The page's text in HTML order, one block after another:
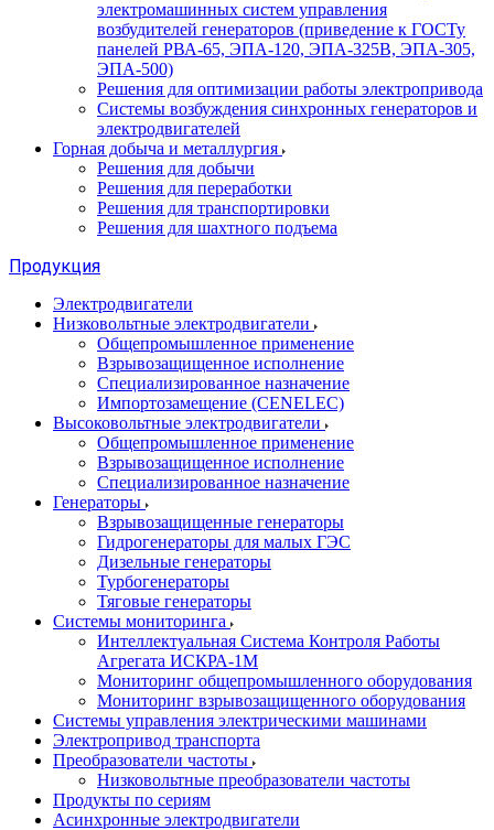
электромашинных систем управления
возбудителей генераторов (приведение к ГОСТу
панелей РВА-65, ЭПА-120, ЭПА-325В, ЭПА-305,
ЭПА-500)
Решения для оптимизации работы электропривода
Системы возбуждения синхронных генераторов и
электродвигателей
Горная добыча и металлургия
Решения для добычи
Решения для переработки
Решения для транспортировки
Решения для шахтного подъема
Продукция
Электродвигатели
Низковольтные электродвигатели
Общепромышленное применение
Взрывозащищенное исполнение
Специализированное назначение
Импортозамещение (CENELEC)
Высоковольтные электродвигатели
Общепромышленное применение
Взрывозащищенное исполнение
Специализированное назначение
Генераторы
Взрывозащищенные генераторы
Гидрогенераторы для малых ГЭС
Дизельные генераторы
Турбогенераторы
Тяговые генераторы
Системы мониторинга
Интеллектуальная Система Контроля Работы
Агрегата ИСКРА-1М
Мониторинг общепромышленного оборудования
Мониторинг взрывозащищенного оборудования
Системы управления электрическими машинами
Электропривод транспорта
Преобразователи частоты
Низковольтные преобразователи частоты
Продукты по сериям
Асинхронные электродвигатели